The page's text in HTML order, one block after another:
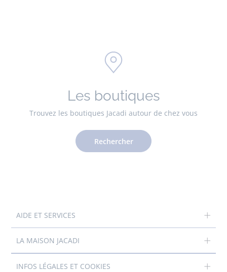
Les boutiques
Trouvez les boutiques Jacadi autour de chez vous
Rechercher
AIDE ET SERVICES
LA MAISON JACADI
INFOS LÉGALES ET COOKIES